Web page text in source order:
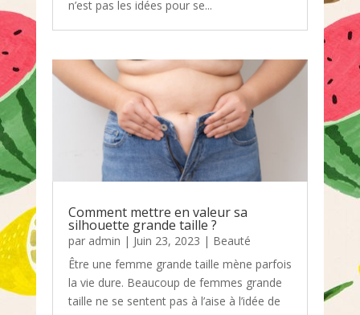
n’est pas les idées pour se...
Comment mettre en valeur sa
silhouette grande taille ?
par admin | Juin 23, 2023 | Beauté
Être une femme grande taille mène parfois
la vie dure. Beaucoup de femmes grande
taille ne se sentent pas à l’aise à l’idée de